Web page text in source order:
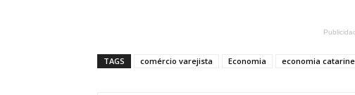
TAGS comércio varejista Economia economia